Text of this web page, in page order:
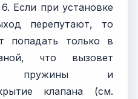
Если при установке
перепутают, то
попадать только в
что вызовет
пружины и
клапана (см.